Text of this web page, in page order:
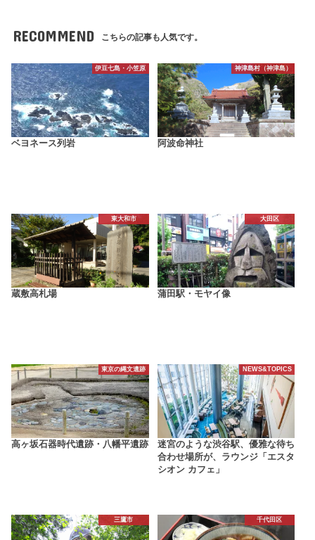
RECOMMEND こちらの記事も人気です。
伊豆七島・小笠原
ベヨネース列岩
神津島村（神津島）
阿波命神社
東大和市
蔵敷高札場
大田区
蒲田駅・モヤイ像
東京の縄文遺跡
高ヶ坂石器時代遺跡・八幡平遺跡
NEWS&TOPICS
迷宮のような渋谷駅、優雅な待ち
合わせ場所が、ラウンジ「エスタ
シオン カフェ」
三鷹市 千代田区